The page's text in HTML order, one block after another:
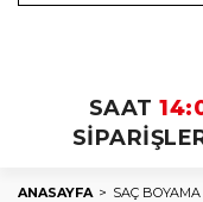
SAAT
ANASAYFA SAÇ BOYAMA